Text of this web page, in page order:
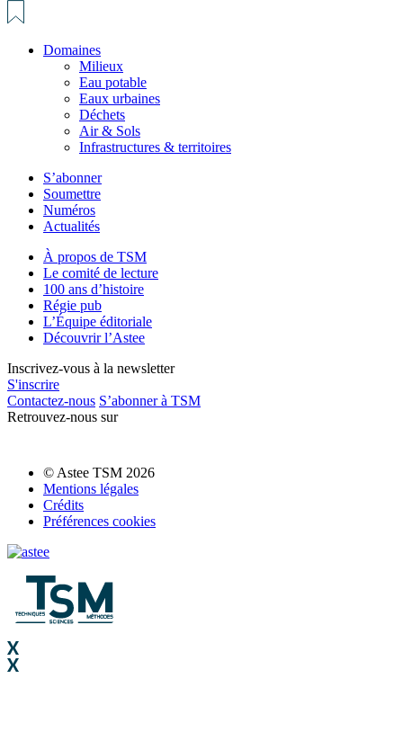
Domaines
Milieux
Eau potable
Eaux urbaines
Déchets
Air & Sols
Infrastructures & territoires
S’abonner
Soumettre
Numéros
Actualités
À propos de TSM
Le comité de lecture
100 ans d’histoire
Régie pub
L’Équipe éditoriale
Découvrir l’Astee
Inscrivez-vous à la newsletter
S'inscrire
Contactez-nous S’abonner à TSM
Retrouvez-nous sur
© Astee TSM 2026
Mentions légales
Crédits
Préférences cookies